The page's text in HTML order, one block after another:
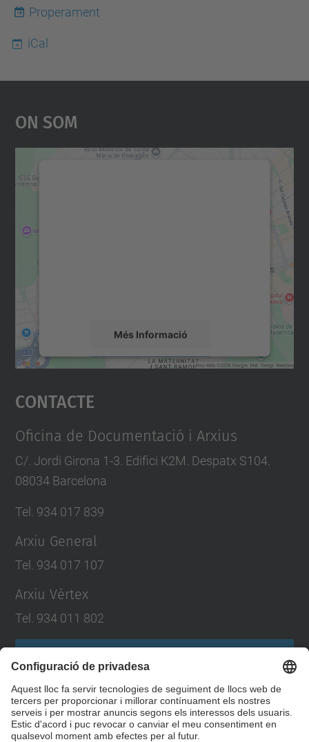
Properament
iCal
On Som
Més Informació
Accepta
powered by
Contacte
Oficina de Documentació i Arxius
C/. Jordi Girona 1-3. Edifici K2M. Despatx S104.
08034 Barcelona
Tel. 934 017 839
Arxiu General
Tel. 934 017 107
Arxiu Vèrtex
Tel. 934 011 802
Formulari de contacte
Llista Xarxes Socials